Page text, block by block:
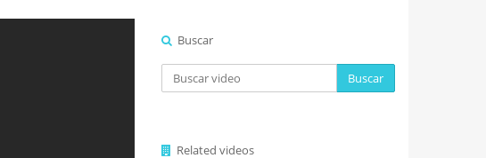
Buscar
Buscar
Related videos